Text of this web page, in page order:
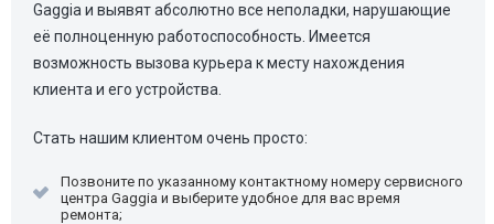
Gaggia и выявят абсолютно все неполадки, нарушающие
её полноценную работоспособность. Имеется
возможность вызова курьера к месту нахождения
клиента и его устройства.
Стать нашим клиентом очень просто:
Позвоните по указанному контактному номеру сервисного
центра Gaggia и выберите удобное для вас время
ремонта;